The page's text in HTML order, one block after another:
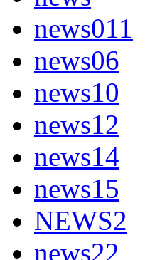
news011
news06
news10
news12
news14
news15
NEWS2
news22